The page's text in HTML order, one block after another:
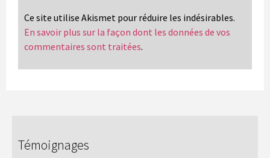
Ce site utilise Akismet pour réduire les indésirables.
En savoir plus sur la façon dont les données de vos
commentaires sont traitées.
Témoignages